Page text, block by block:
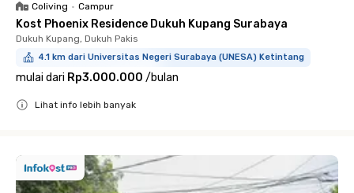
Coliving • Campur
Kost Phoenix Residence Dukuh Kupang Surabaya
Dukuh Kupang, Dukuh Pakis
4.1 km dari Universitas Negeri Surabaya (UNESA) Ketintang
mulai dari Rp3.000.000 /bulan
Lihat info lebih banyak